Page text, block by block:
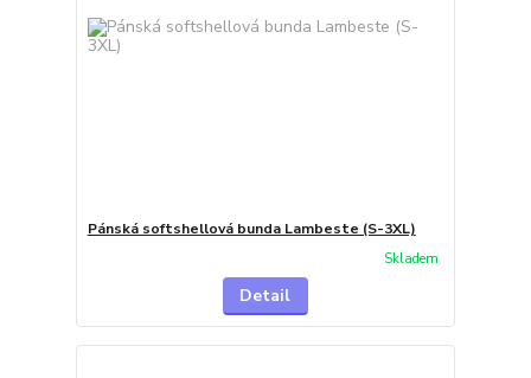
Pánská softshellová bunda Lambeste (S-3XL)
Skladem
Detail